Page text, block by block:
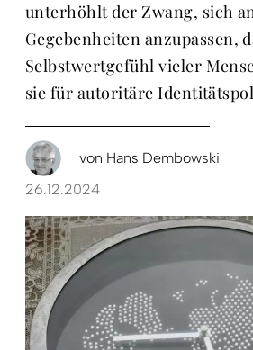
unterhöhlt der Zwang, sich
Gegebenheiten anzupassen,
Selbstwertgefühl vieler
sie für autoritäre
von Hans Dembowski
26.12.2024